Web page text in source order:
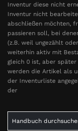
Inventur diese nicht
Inventur nicht
abschließen möchten,
passieren soll, bei
(z.B. weil ungezählt
weiterhin aktiv mit
gleich 0 ist, aber
werden die Artikel als
der Inventurliste
der
for: